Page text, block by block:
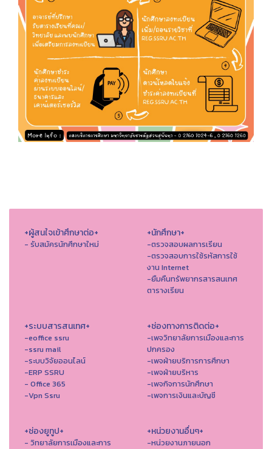
+ผู้สนใจเข้าศึกษาต่อ+
- รับสมัครนักศึกษาใหม่
+นักศึกษา+
-ตรวจสอบผลการเรียน
-ตรวจสอบการใช้รหัสการใช้
งาน Internet
-ยืมคืนทรัพยากรสารสนเทศ
ตารางเรียน
+ระบบสารสนเทศ+
-eoffice ssru
-ssru mail
-ระบบวิจัยออนไลน์
-ERP SSRU
- Office 365
-Vpn Ssru
+ช่องทางการติดต่อ+
-เพจวิทยาลัยการเมืองและการ
ปกครอง
-เพจฝ่ายบริการการศึกษา
-เพจฝ่ายบริหาร
-เพจกิจการนักศึกษา
-เพจการเงินและบัญชี
+ช่องยูทูป+
- วิทยาลัยการเมืองและการ
+หน่วยงานอื่นๆ+
-หน่วยงานภายนอก